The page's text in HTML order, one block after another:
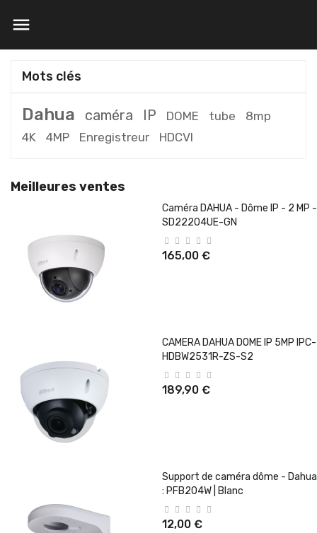

Mots clés
Dahua caméra IP DOME tube
8mp
4K
4MP Enregistreur HDCVI
Meilleures ventes
Caméra DAHUA - Dôme IP - 2 MP -
SD22204UE-GN
165,00 €
CAMERA DAHUA DOME IP 5MP IPC-
HDBW2531R-ZS-S2
189,90 €
Support de caméra dôme - Dahua
: PFB204W | Blanc
12,00 €